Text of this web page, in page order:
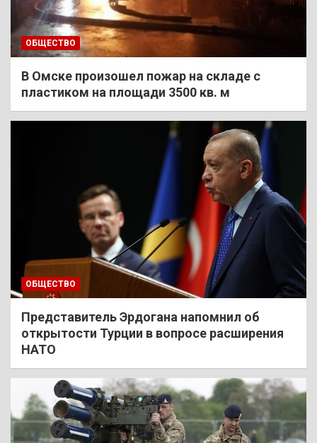
ОБЩЕСТВО
В Омске произошел пожар на складе с
пластиком на площади 3500 кв. м
ОБЩЕСТВО
Представитель Эрдогана напомнил об
открытости Турции в вопросе расширения
НАТО